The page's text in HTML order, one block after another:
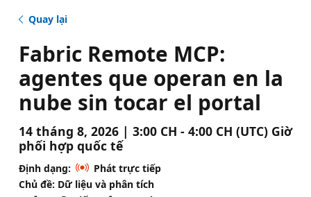
Quay lại
Fabric Remote MCP:
agentes que operan en la
nube sin tocar el portal
14 tháng 8, 2026 | 3:00 CH - 4:00 CH (UTC) Giờ
phối hợp quốc tế
Định dạng:
Phát trực tiếp
Chủ đề: Dữ liệu và phân tích